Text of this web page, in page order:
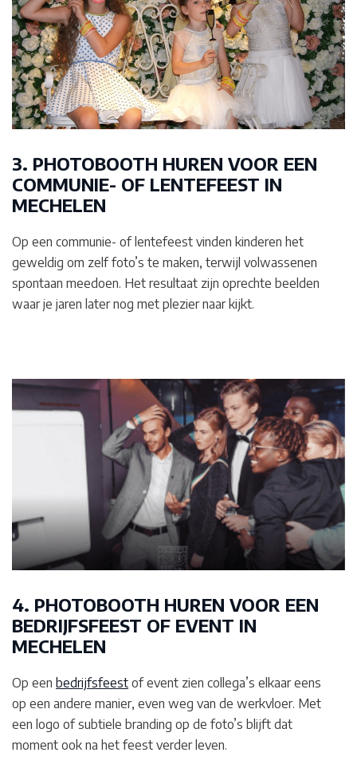
3. PHOTOBOOTH HUREN VOOR EEN
COMMUNIE- OF LENTEFEEST IN
MECHELEN
Op een communie- of lentefeest vinden kinderen het
geweldig om zelf foto’s te maken, terwijl volwassenen
spontaan meedoen. Het resultaat zijn oprechte beelden
waar je jaren later nog met plezier naar kijkt.
4. PHOTOBOOTH HUREN VOOR EEN
BEDRIJFSFEEST OF EVENT IN
MECHELEN
Op een bedrijfsfeest of event zien collega’s elkaar eens
op een andere manier, even weg van de werkvloer. Met
een logo of subtiele branding op de foto’s blijft dat
moment ook na het feest verder leven.